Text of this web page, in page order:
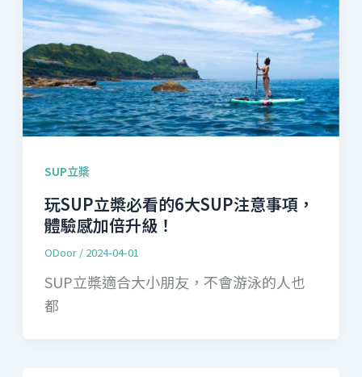
SUP立槳
玩SUP立槳必看的6大SUP注意事項，
體驗感加倍升級！
ODoor / 2024-04-01
SUP立槳適合大小朋友，不會游泳的人也
都